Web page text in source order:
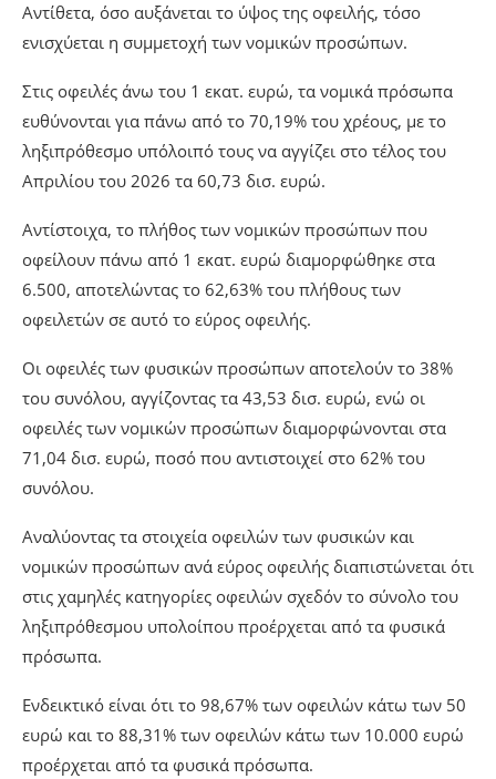
Αντίθετα, όσο αυξάνεται το ύψος της οφειλής, τόσο
ενισχύεται η συμμετοχή των νομικών προσώπων.
Στις οφειλές άνω του 1 εκατ. ευρώ, τα νομικά πρόσωπα
ευθύνονται για πάνω από το 70,19% του χρέους, με το
ληξιπρόθεσμο υπόλοιπό τους να αγγίζει στο τέλος του
Απριλίου του 2026 τα 60,73 δισ. ευρώ.
Αντίστοιχα, το πλήθος των νομικών προσώπων που
οφείλουν πάνω από 1 εκατ. ευρώ διαμορφώθηκε στα
6.500, αποτελώντας το 62,63% του πλήθους των
οφειλετών σε αυτό το εύρος οφειλής.
Οι οφειλές των φυσικών προσώπων αποτελούν το 38%
του συνόλου, αγγίζοντας τα 43,53 δισ. ευρώ, ενώ οι
οφειλές των νομικών προσώπων διαμορφώνονται στα
71,04 δισ. ευρώ, ποσό που αντιστοιχεί στο 62% του
συνόλου.
Αναλύοντας τα στοιχεία οφειλών των φυσικών και
νομικών προσώπων ανά εύρος οφειλής διαπιστώνεται ότι
στις χαμηλές κατηγορίες οφειλών σχεδόν το σύνολο του
ληξιπρόθεσμου υπολοίπου προέρχεται από τα φυσικά
πρόσωπα.
Ενδεικτικό είναι ότι το 98,67% των οφειλών κάτω των 50
ευρώ και το 88,31% των οφειλών κάτω των 10.000 ευρώ
προέρχεται από τα φυσικά πρόσωπα.